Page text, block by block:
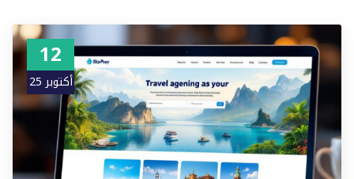
12
أكتوبر 25